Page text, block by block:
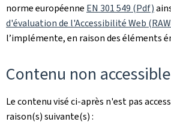
norme européenne EN 301 549 (Pdf)
d'évaluation de l'Accessibilité Web
l’implémente, en raison des éléments
Contenu non accessible
Le contenu visé ci-après n'est pas
raison(s) suivante(s) :